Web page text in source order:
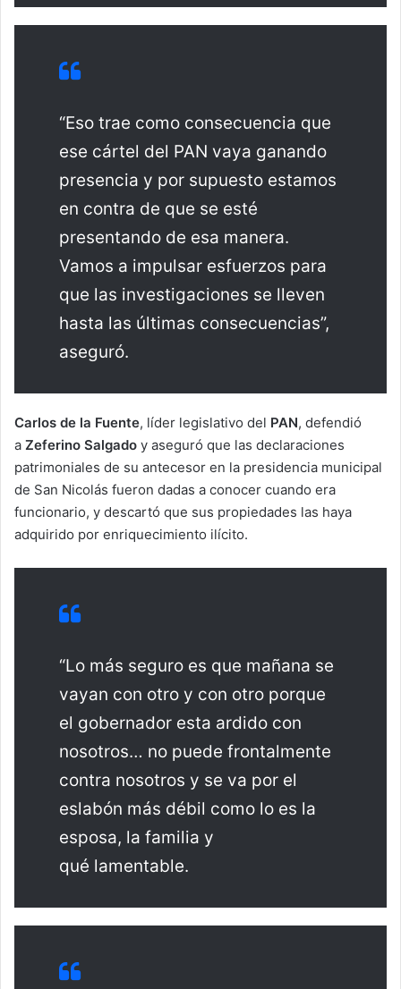
“Eso trae como consecuencia que
ese cártel del PAN vaya ganando
presencia y por supuesto estamos
en contra de que se esté
presentando de esa manera.
Vamos a impulsar esfuerzos para
que las investigaciones se lleven
hasta las últimas consecuencias”,
aseguró.
Carlos de la Fuente, líder legislativo del PAN, defendió
a Zeferino Salgado y aseguró que las declaraciones
patrimoniales de su antecesor en la presidencia municipal
de San Nicolás fueron dadas a conocer cuando era
funcionario, y descartó que sus propiedades las haya
adquirido por enriquecimiento ilícito.
“Lo más seguro es que mañana se
vayan con otro y con otro porque
el gobernador esta ardido con
nosotros… no puede frontalmente
contra nosotros y se va por el
eslabón más débil como lo es la
esposa, la familia y
qué lamentable.